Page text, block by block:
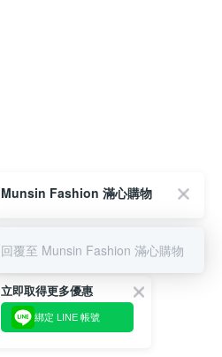
立即取得更多優惠
綁定 LINE 帳號
Munsin Fashion 滿心購物
回覆至 Munsin Fashion 滿心購物